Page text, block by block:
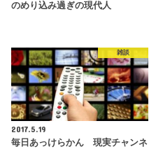
のめり込み過ぎの現代人
雑談
2017.5.19
毎日あっけらかん 現実チャンネ